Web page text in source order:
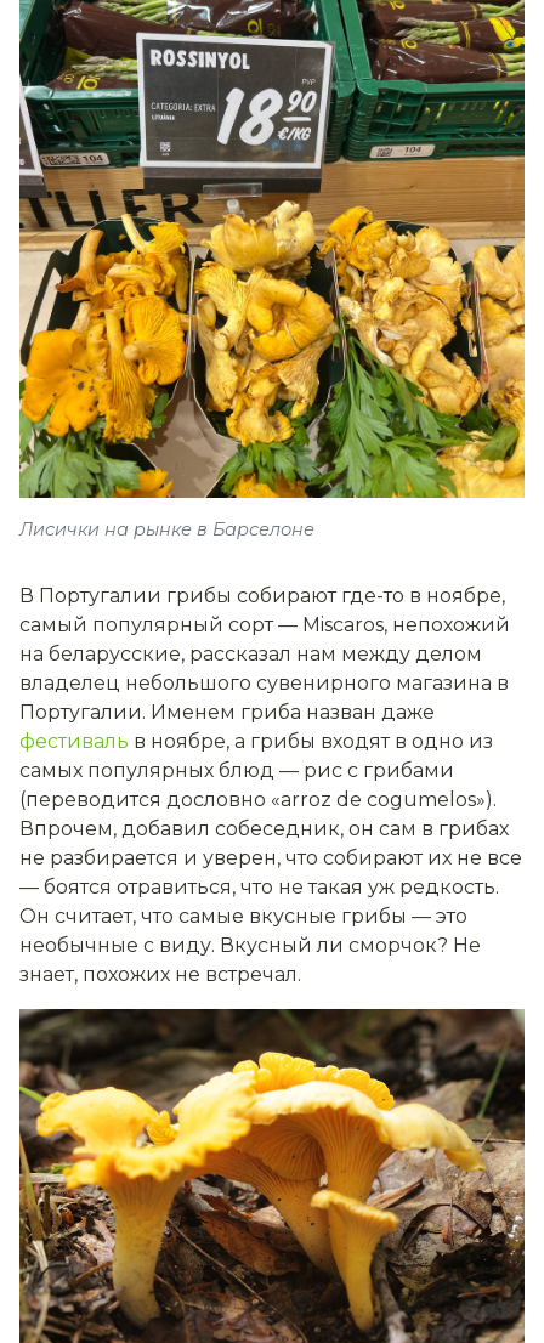
Лисички на рынке в Барселоне
В Португалии грибы собирают где-то в ноябре,
самый популярный сорт — Miscaros, непохожий
на беларусские, рассказал нам между делом
владелец небольшого сувенирного магазина в
Португалии. Именем гриба назван даже
фестиваль в ноябре, а грибы входят в одно из
самых популярных блюд — рис с грибами
(переводится дословно «arroz de cogumelos»).
Впрочем, добавил собеседник, он сам в грибах
не разбирается и уверен, что собирают их не все
— боятся отравиться, что не такая уж редкость.
Он считает, что самые вкусные грибы — это
необычные с виду. Вкусный ли сморчок? Не
знает, похожих не встречал.